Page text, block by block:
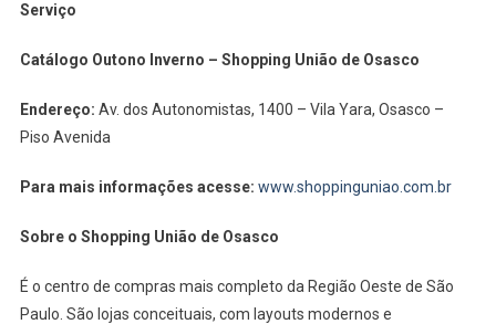
Serviço
Catálogo Outono Inverno – Shopping União de Osasco
Endereço: Av. dos Autonomistas, 1400 – Vila Yara, Osasco –
Piso Avenida
Para mais informações acesse: www.shoppinguniao.com.br
Sobre o Shopping União de Osasco
É o centro de compras mais completo da Região Oeste de São
Paulo. São lojas conceituais, com layouts modernos e